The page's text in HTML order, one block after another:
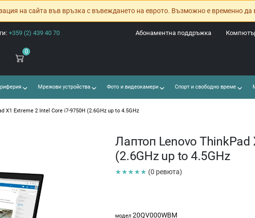
на сайта във връзка с въвеждането на еврото. Възможно е временно
+359 (2) 439 40 70 Абонаментна поддръжка
0
Мрежови устройства Фото и видеокамери Спорт и свободно време
X1 Extreme 2 Intel Core i7-9750H (2.6GHz up to 4.5GHz
Лаптоп Lenovo ThinkPad
(2.6GHz up to 4.5GHz
★★★★★ (0 ревюта)
модел 20QV000WBM